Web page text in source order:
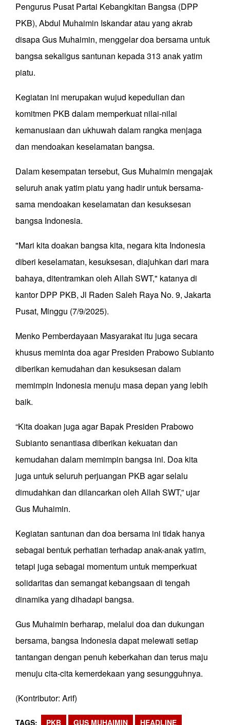
Pengurus Pusat Partai Kebangkitan Bangsa (DPP
PKB), Abdul Muhaimin Iskandar atau yang akrab
disapa Gus Muhaimin, menggelar doa bersama untuk
bangsa sekaligus santunan kepada 313 anak yatim
piatu.
Kegiatan ini merupakan wujud kepedulian dan
komitmen PKB dalam memperkuat nilai-nilai
kemanusiaan dan ukhuwah dalam rangka menjaga
dan mendoakan keselamatan bangsa.
Dalam kesempatan tersebut, Gus Muhaimin mengajak
seluruh anak yatim piatu yang hadir untuk bersama-
sama mendoakan keselamatan dan kesuksesan
bangsa Indonesia.
"Mari kita doakan bangsa kita, negara kita Indonesia
diberi keselamatan, kesuksesan, diajuhkan dari mara
bahaya, ditentramkan oleh Allah SWT," katanya di
kantor DPP PKB, Jl Raden Saleh Raya No. 9, Jakarta
Pusat, Minggu (7/9/2025).
Menko Pemberdayaan Masyarakat itu juga secara
khusus meminta doa agar Presiden Prabowo Subianto
diberikan kemudahan dan kesuksesan dalam
memimpin Indonesia menuju masa depan yang lebih
baik.
“Kita doakan juga agar Bapak Presiden Prabowo
Subianto senantiasa diberikan kekuatan dan
kemudahan dalam memimpin bangsa ini. Doa kita
juga untuk seluruh perjuangan PKB agar selalu
dimudahkan dan dilancarkan oleh Allah SWT,” ujar
Gus Muhaimin.
Kegiatan santunan dan doa bersama ini tidak hanya
sebagai bentuk perhatian terhadap anak-anak yatim,
tetapi juga sebagai momentum untuk memperkuat
solidaritas dan semangat kebangsaan di tengah
dinamika yang dihadapi bangsa.
Gus Muhaimin berharap, melalui doa dan dukungan
bersama, bangsa Indonesia dapat melewati setiap
tantangan dengan penuh keberkahan dan terus maju
menuju cita-cita kemerdekaan yang sesungguhnya.
(Kontributor: Arif)
TAGS PKB GUS MUHAIMIN HEADLINE